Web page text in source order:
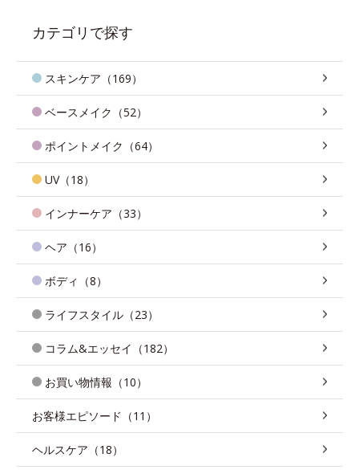
カテゴリで探す
スキンケア（169）
ベースメイク（52）
ポイントメイク（64）
UV（18）
インナーケア（33）
ヘア（16）
ボディ（8）
ライフスタイル（23）
コラム&エッセイ（182）
お買い物情報（10）
お客様エピソード（11）
ヘルスケア（18）